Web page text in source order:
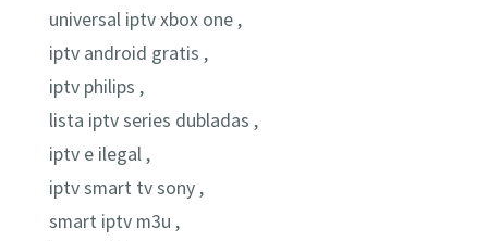
universal iptv xbox one ,
iptv android gratis ,
iptv philips ,
lista iptv series dubladas ,
iptv e ilegal ,
iptv smart tv sony ,
smart iptv m3u ,